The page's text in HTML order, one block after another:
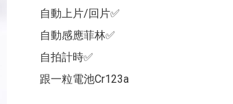
自動上片/回片✅
自動感應菲林✅
自拍計時✅
跟一粒電池Cr123a